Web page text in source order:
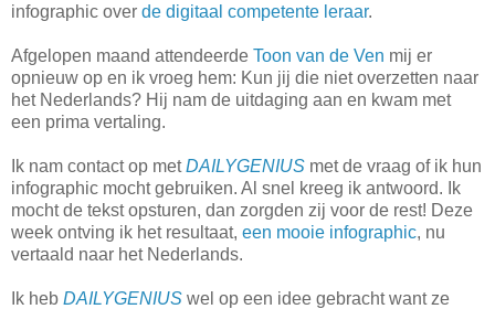
infographic over de digitaal competente leraar.
Afgelopen maand attendeerde Toon van de Ven mij er
opnieuw op en ik vroeg hem: Kun jij die niet overzetten naar
het Nederlands? Hij nam de uitdaging aan en kwam met
een prima vertaling.
Ik nam contact op metDAILYGENIUS met de vraag of ik hun
infographic mocht gebruiken. Al snel kreeg ik antwoord. Ik
mocht de tekst opsturen, dan zorgden zij voor de rest! Deze
week ontving ik het resultaat, een mooie infographic, nu
vertaald naar het Nederlands.
Ik heb DAILYGENIUS wel op een idee gebracht want ze